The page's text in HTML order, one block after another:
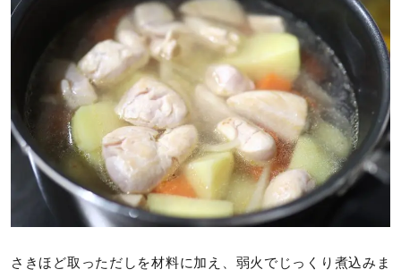
さきほど取っただしを材料に加え、弱火でじっくり煮込みま